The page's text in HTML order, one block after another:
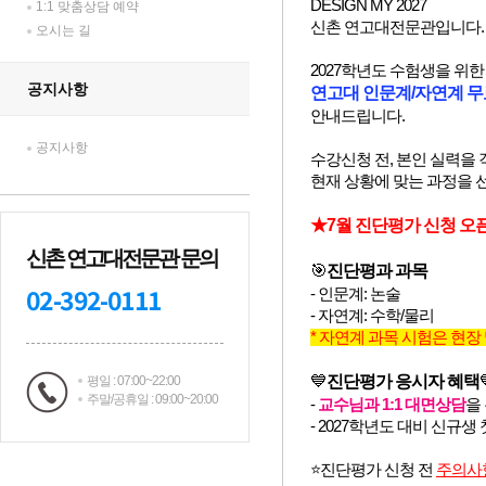
1:1 맞춤상담 예약
오시는 길
공지사항
공지사항
신촌 연고대전문관 문의
02-392-0111
평일 : 07:00~22:00
주말/공휴일 : 09:00~20:00